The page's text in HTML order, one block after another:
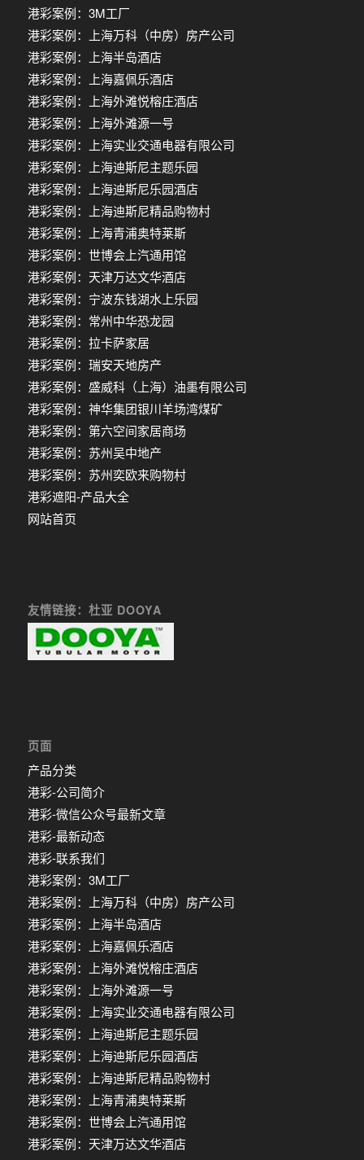
港彩案例：3M工厂
港彩案例：上海万科（中房）房产公司
港彩案例：上海半岛酒店
港彩案例：上海嘉佩乐酒店
港彩案例：上海外滩悦榕庄酒店
港彩案例：上海外滩源一号
港彩案例：上海实业交通电器有限公司
港彩案例：上海迪斯尼主题乐园
港彩案例：上海迪斯尼乐园酒店
港彩案例：上海迪斯尼精品购物村
港彩案例：上海青浦奥特莱斯
港彩案例：世博会上汽通用馆
港彩案例：天津万达文华酒店
港彩案例：宁波东钱湖水上乐园
港彩案例：常州中华恐龙园
港彩案例：拉卡萨家居
港彩案例：瑞安天地房产
港彩案例：盛威科（上海）油墨有限公司
港彩案例：神华集团银川羊场湾煤矿
港彩案例：第六空间家居商场
港彩案例：苏州吴中地产
港彩案例：苏州奕欧来购物村
港彩遮阳-产品大全
网站首页
友情链接：杜亚 DOOYA
页面
产品分类
港彩-公司简介
港彩-微信公众号最新文章
港彩-最新动态
港彩-联系我们
港彩案例：3M工厂
港彩案例：上海万科（中房）房产公司
港彩案例：上海半岛酒店
港彩案例：上海嘉佩乐酒店
港彩案例：上海外滩悦榕庄酒店
港彩案例：上海外滩源一号
港彩案例：上海实业交通电器有限公司
港彩案例：上海迪斯尼主题乐园
港彩案例：上海迪斯尼乐园酒店
港彩案例：上海迪斯尼精品购物村
港彩案例：上海青浦奥特莱斯
港彩案例：世博会上汽通用馆
港彩案例：天津万达文华酒店